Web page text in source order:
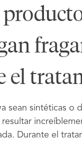
el
sean sintéticas o
Durante el